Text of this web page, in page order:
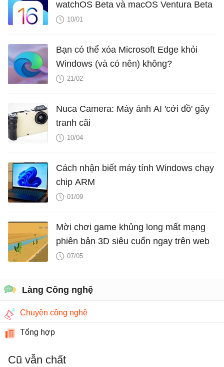
watchOS Beta và macOS Ventura Beta
10/01
Bạn có thể xóa Microsoft Edge khỏi
Windows (và có nên) không?
21/02
Nuca Camera: Máy ảnh AI 'cởi đồ' gây
tranh cãi
10/04
Cách nhận biết máy tính Windows chạy
chip ARM
01/09
Mời chơi game khủng long mất mạng
phiên bản 3D siêu cuốn ngay trên web
07/05
Làng Công nghệ
Chuyện công nghệ
Tổng hợp
Cũ vẫn chất